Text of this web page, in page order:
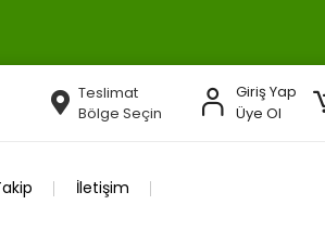
Teslimat
Bölge Seçin
Giriş Yap
Üye Ol
İletişim